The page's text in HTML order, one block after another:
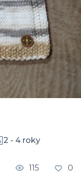
2 - 4 roky
115 0